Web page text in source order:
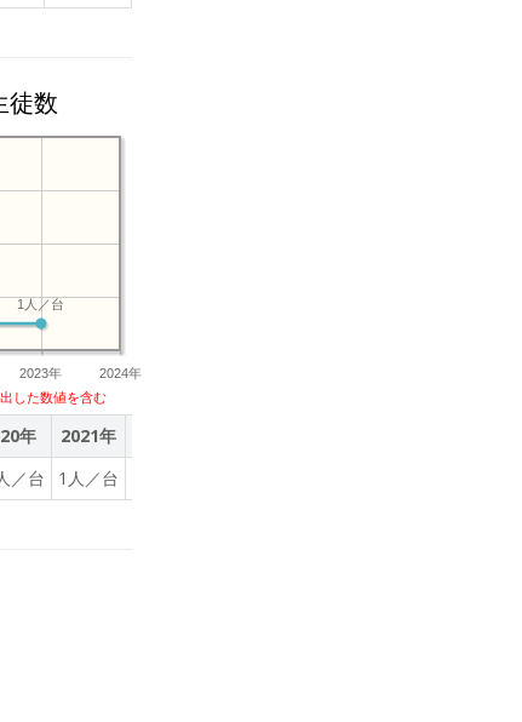
徒数
2023年 2024年
1人／台
した数値を含む
年 2021年
／台 1人／台